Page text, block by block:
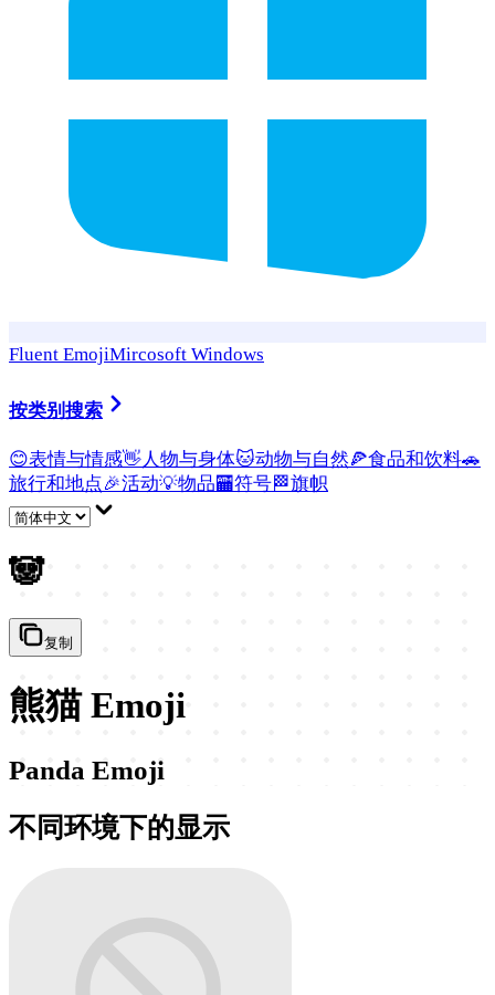
Fluent EmojiMircosoft Windows
按类别搜索
😊表情与情感👋 人物与身体🐱动物与自然🍕食品和饮料🚗
旅行和地点🎉活动💡物品🏧符号🏁旗帜
🐼
复制
熊猫 Emoji
Panda Emoji
不同环境下的显示